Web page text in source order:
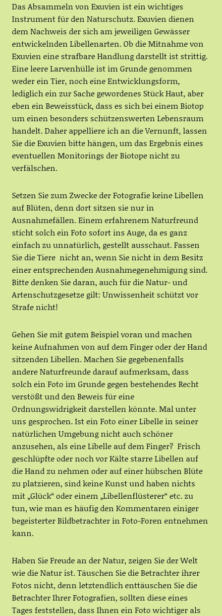
Das Absammeln von Exuvien ist ein wichtiges
Instrument für den Naturschutz. Exuvien dienen
dem Nachweis der sich am jeweiligen Gewässer
entwickelnden Libellenarten. Ob die Mitnahme von
Exuvien eine strafbare Handlung darstellt ist strittig.
Eine leere Larvenhülle ist im Grunde genommen
weder ein Tier, noch eine Entwicklungsform,
lediglich ein zur Sache gewordenes Stück Haut, aber
eben ein Beweisstück, dass es sich bei einem Biotop
um einen besonders schützenswerten Lebensraum
handelt. Daher appelliere ich an die Vernunft, lassen
Sie die Exuvien bitte hängen, um das Ergebnis eines
eventuellen Monitorings der Biotope nicht zu
verfälschen.
Setzen Sie zum Zwecke der Fotografie keine Libellen
auf Blüten, denn dort sitzen sie nur in
Ausnahmefällen. Einem erfahrenem Naturfreund
sticht solch ein Foto sofort ins Auge, da es ganz
einfach zu unnatürlich, gestellt ausschaut. Fassen
Sie die Tiere nicht an, wenn Sie nicht in dem Besitz
einer entsprechenden Ausnahmegenehmigung sind.
Bitte denken Sie daran, auch für die Natur- und
Artenschutzgesetze gilt: Unwissenheit schützt vor
Strafe nicht!
Gehen Sie mit gutem Beispiel voran und machen
keine Aufnahmen von auf dem Finger oder der Hand
sitzenden Libellen. Machen Sie gegebenenfalls
andere Naturfreunde darauf aufmerksam, dass
solch ein Foto im Grunde gegen bestehendes Recht
verstößt und den Beweis für eine
Ordnungswidrigkeit darstellen könnte. Mal unter
uns gesprochen. Ist ein Foto einer Libelle in seiner
natürlichen Umgebung nicht auch schöner
anzusehen, als eine Libelle auf dem Finger? Frisch
geschlüpfte oder noch vor Kälte starre Libellen auf
die Hand zu nehmen oder auf einer hübschen Blüte
zu platzieren, sind keine Kunst und haben nichts
mit „Glück“ oder einem „Libellenflüsterer“ etc. zu
tun, wie man es häufig den Kommentaren einiger
begeisterter Bildbetrachter in Foto-Foren entnehmen
kann.
Haben Sie Freude an der Natur, zeigen Sie der Welt
wie die Natur ist. Täuschen Sie die Betrachter ihrer
Fotos nicht, denn letztendlich enttäuschen Sie die
Betrachter Ihrer Fotografien, sollten diese eines
Tages feststellen, dass Ihnen ein Foto wichtiger als